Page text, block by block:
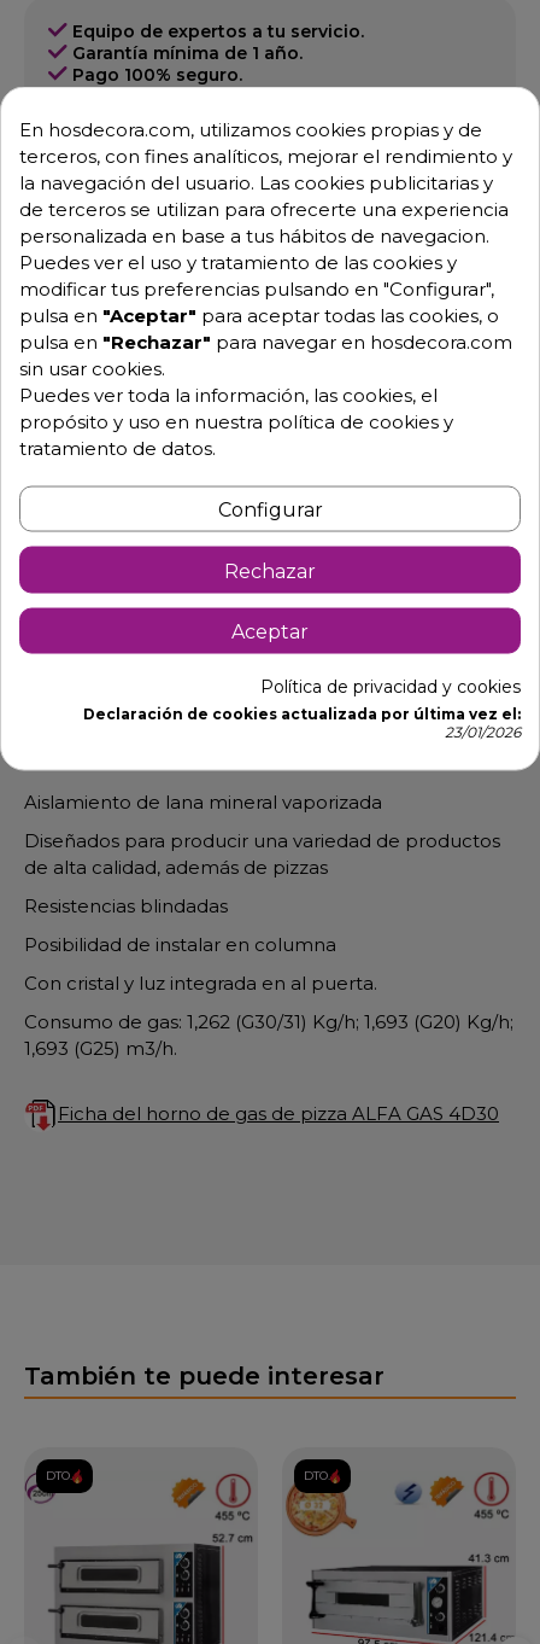
Equipo de expertos a tu servicio.
Garantía mínima de 1 año.
Pago 100% seguro.
976 25 59 91
info@hosdecora.com
Hablemos
Pide tu presupuesto
Descripción Detalles de producto
Horno para restaurante elaboracion
Fabricados en acero inoxidable y chapa pre
barnizada con superficie de cocción de ladrillos
Aislamiento de lana mineral vaporizada
Diseñados para producir una variedad de productos
de alta calidad, además de pizzas
Resistencias blindadas
Posibilidad de instalar en columna
Con cristal y luz integrada en al puerta.
Consumo de gas: 1,262 (G30/31) Kg/h; 1,693 (G20) Kg/h;
1,693 (G25) m3/h.
Ficha del horno de gas de pizza ALFA GAS 4D30
También te puede interesar
DTO. DTO.
En hosdecora.com, utilizamos cookies propias y de
terceros, con fines analíticos, mejorar el rendimiento y
la navegación del usuario. Las cookies publicitarias y
de terceros se utilizan para ofrecerte una experiencia
personalizada en base a tus hábitos de navegacion.
Puedes ver el uso y tratamiento de las cookies y
modificar tus preferencias pulsando en "Configurar",
pulsa en "Aceptar" para aceptar todas las cookies, o
pulsa en "Rechazar" para navegar en hosdecora.com
sin usar cookies.
Puedes ver toda la información, las cookies, el
propósito y uso en nuestra política de cookies y
tratamiento de datos.
Configurar
Rechazar
Aceptar
Política de privacidad y cookies
Declaración de cookies actualizada por última vez el:
23/01/2026